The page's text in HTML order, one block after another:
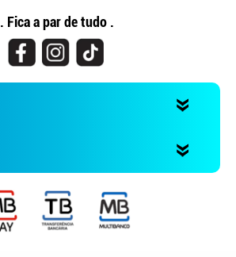
. Fica a par de tudo .